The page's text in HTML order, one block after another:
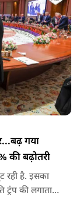
गया
बढ़ोतरी
रही है. इसका
ट्रंप की लगातार